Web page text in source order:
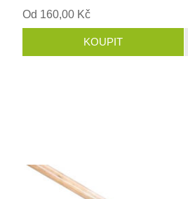
Od 160,00 Kč